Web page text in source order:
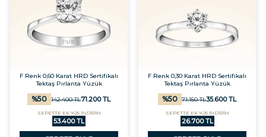
F Renk 0,60 Karat HRD Sertifikalı
Tektaş Pırlanta Yüzük
%50 142.400TL71.200TL
SEPETTE EK %25 İNDİRİM
53.400 TL
F Renk 0,30 Karat HRD Sertifikalı
Tektaş Pırlanta Yüzük
%50 71.150TL35.600TL
SEPETTE EK %25 İNDİRİM
26.700 TL